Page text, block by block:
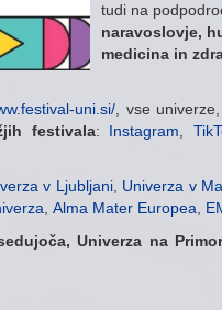
tudi na
naravoslovje,
medicina in
uni.si/, vse
festivala: Instagram ,
v Ljubljani, Univerza v
Alma Mater Europea
Univerza na